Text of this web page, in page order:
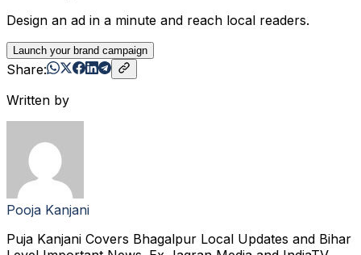
Design an ad in a minute and reach local readers.
Launch your brand campaign
Share:
Written by
Pooja Kanjani
Puja Kanjani Covers Bhagalpur Local Updates and Bihar